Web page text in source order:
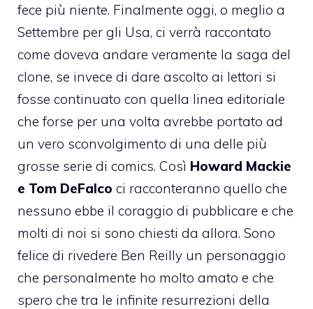
fece più niente. Finalmente oggi, o meglio a
Settembre per gli Usa, ci verrà raccontato
come doveva andare veramente la saga del
clone, se invece di dare ascolto ai lettori si
fosse continuato con quella linea editoriale
che forse per una volta avrebbe portato ad
un vero sconvolgimento di una delle più
grosse serie di comics. Così Howard Mackie
e Tom DeFalco ci racconteranno quello che
nessuno ebbe il coraggio di pubblicare e che
molti di noi si sono chiesti da allora. Sono
felice di rivedere Ben Reilly un personaggio
che personalmente ho molto amato e che
spero che tra le infinite resurrezioni della